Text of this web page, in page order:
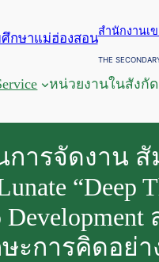
สำนักงานเ
THE
หน่วยงานในสังกัด
การจัดงาน สั
“Deep
ะการคิดอย่า